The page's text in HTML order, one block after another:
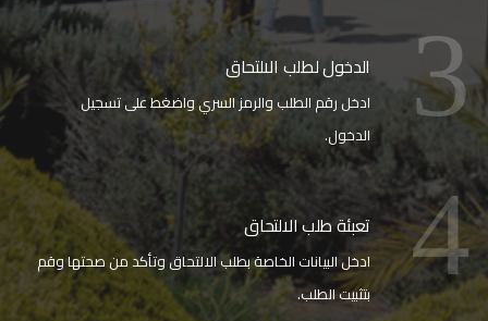
3 الدخول لطلب الالتحاق
ادخل رقم الطلب والرمز السري واضغط على تسجيل
الدخول.
4 تعبئة طلب الالتحاق
ادخل البيانات الخاصة بطلب الالتحاق وتأكد من صحتها وقم
بتثبيت الطلب.